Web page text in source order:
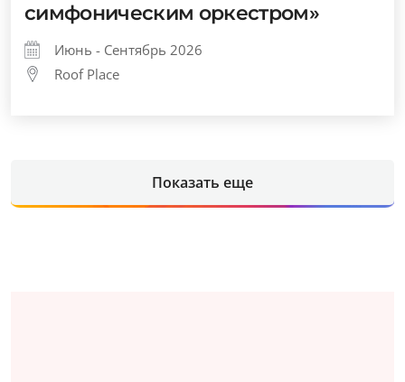
симфоническим оркестром»
Июнь - Сентябрь 2026
Roof Place
Показать еще